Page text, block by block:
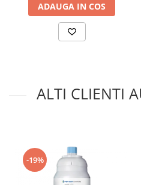
ADAUGA IN COS
ALTI CLIENTI
-19%